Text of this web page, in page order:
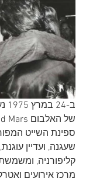
שעגנה, ועדיין
קליפורניה, ומשמשת
מרכז אירועים